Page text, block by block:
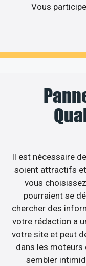
Vous
Il est nécessaire
soient attractifs
vous
pourraient se
chercher des
votre rédaction a
votre site et peut
dans les moteurs
sembler